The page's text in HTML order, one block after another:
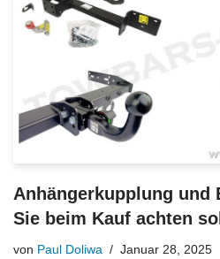
Anhängerkupplung und
Sie beim Kauf achten
von Paul Doliwa Januar 28, 2025